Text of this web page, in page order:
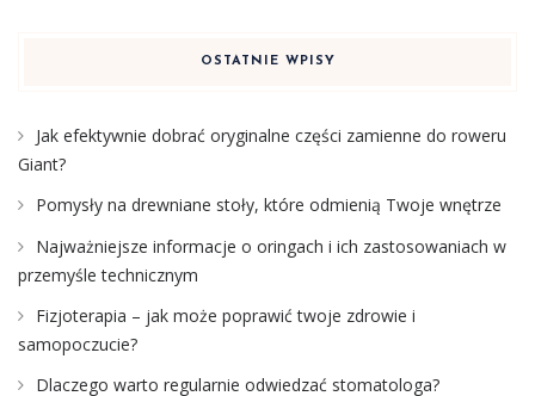
OSTATNIE WPISY
Jak efektywnie dobrać oryginalne części zamienne do roweru
Giant?
Pomysły na drewniane stoły, które odmienią Twoje wnętrze
Najważniejsze informacje o oringach i ich zastosowaniach w
przemyśle technicznym
Fizjoterapia – jak może poprawić twoje zdrowie i
samopoczucie?
Dlaczego warto regularnie odwiedzać stomatologa?